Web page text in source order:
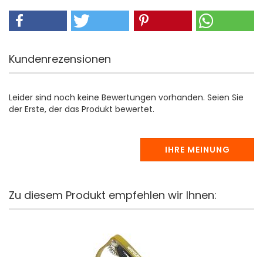
Kundenrezensionen
Leider sind noch keine Bewertungen vorhanden. Seien Sie
der Erste, der das Produkt bewertet.
IHRE MEINUNG
Zu diesem Produkt empfehlen wir Ihnen: